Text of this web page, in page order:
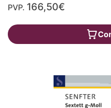
PVP. 166,50€